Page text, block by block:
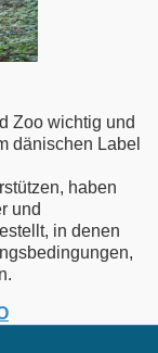
Zoo wichtig und
dänischen Label
haben
und
in denen